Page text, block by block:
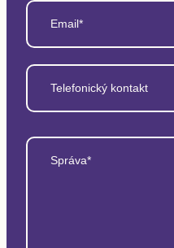
Email*
Telefonický kontakt
Správa*